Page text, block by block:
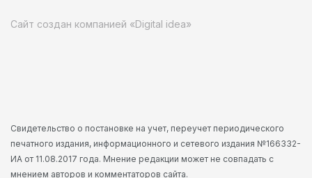
Сайт создан компанией «Digital idea»
Свидетельство о постановке на учет, переучет периодического
печатного издания, информационного и сетевого издания №166332-
ИА от 11.08.2017 года. Мнение редакции может не совпадать с
мнением авторов и комментаторов сайта.